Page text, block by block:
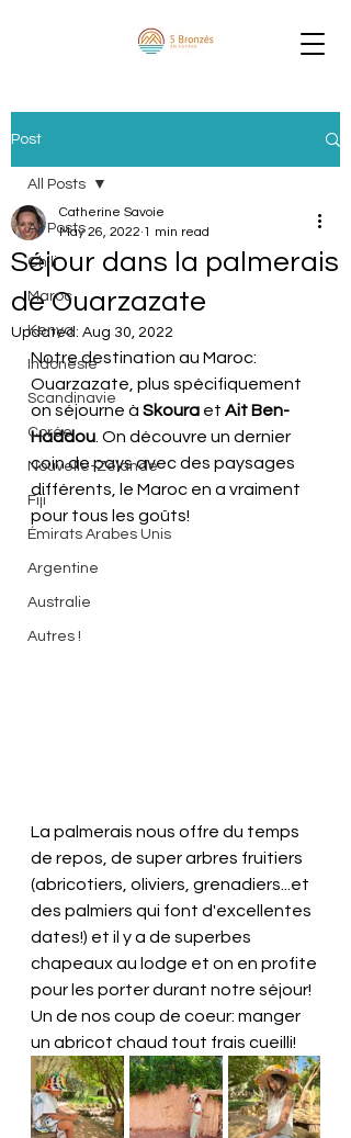
Post
All Posts
Chili
Maroc
Kenya
Indonésie
Scandinavie
Corée
Nouvelle-Zélande
Fiji
Émirats Arabes Unis
Argentine
Australie
Autres !
All Posts
Séjour dans la palmerais
de Ouarzazate
Catherine Savoie
May 26, 2022 1 min read
Updated: Aug 30, 2022
Notre destination au Maroc:
Ouarzazate, plus spécifiquement
on séjourne à Skoura et Ait Ben-
Haddou . On découvre un dernier
coin de pays avec des paysages
différents, le Maroc en a vraiment
pour tous les goûts!
La palmerais nous offre du temps
de repos, de super arbres fruitiers
(abricotiers, oliviers, grenadiers...et
des palmiers qui font d'excellentes
dates!) et il y a de superbes
chapeaux au lodge et on en profite
pour les porter durant notre séjour!
Un de nos coup de coeur: manger
un abricot chaud tout frais cueilli!